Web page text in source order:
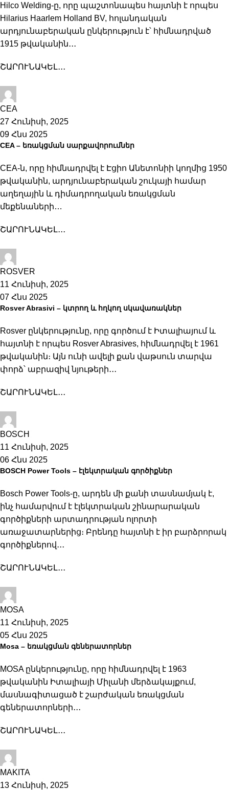
Hilco Welding-ը, որը պաշտոնապես հայտնի է որպես
Hilarius Haarlem Holland BV, հոլանդական
արդյունաբերական ընկերություն է՝ հիմնադրված
1915 թվականին․․․
ՇԱՐՈՒՆԱԿԵԼ․․․
CEA
27 Հունիսի, 2025
09 Հնս 2025
CEA – եռակցման սարքավորումներ
CEA-ն, որը հիմնադրվել է Էցիո Անետոնիի կողմից 1950
թվականին, արդյունաբերական շուկայի համար
աղեղային և դիմադրողական եռակցման
մեքենաների…
ՇԱՐՈՒՆԱԿԵԼ․․․
ROSVER
11 Հունիսի, 2025
07 Հնս 2025
Rosver Abrasivi – կտրող և հղկող սկավառակներ
Rosver ընկերությունը, որը գործում է Իտալիայում և
հայտնի է որպես Rosver Abrasives, հիմնադրվել է 1961
թվականին։ Այն ունի ավելի քան վաթսուն տարվա
փորձ՝ աբրազիվ նյութերի․․․
ՇԱՐՈՒՆԱԿԵԼ․․․
BOSCH
11 Հունիսի, 2025
06 Հնս 2025
BOSCH Power Tools – էլեկտրական գործիքներ
Bosch Power Tools-ը, արդեն մի քանի տասնամյակ է,
ինչ համարվում է էլեկտրական շինարարական
գործիքների արտադրության ոլորտի
առաջատարներից։ Բրենդը հայտնի է իր բարձրորակ
գործիքներով․․․
ՇԱՐՈՒՆԱԿԵԼ․․․
MOSA
11 Հունիսի, 2025
05 Հնս 2025
Mosa – եռակցման գեներատորներ
MOSA ընկերությունը, որը հիմնադրվել է 1963
թվականին Իտալիայի Միլանի մերձակայքում,
մասնագիտացած է շարժական եռակցման
գեներատորների․․․
ՇԱՐՈՒՆԱԿԵԼ․․․
MAKITA
13 Հունիսի, 2025